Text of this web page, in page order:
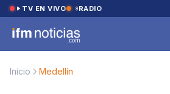
Saltar al contenido
TV EN VIVO RADIO
Inicio Medellín